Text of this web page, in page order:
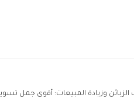
وزيادة المبيعات: أقوى جمل